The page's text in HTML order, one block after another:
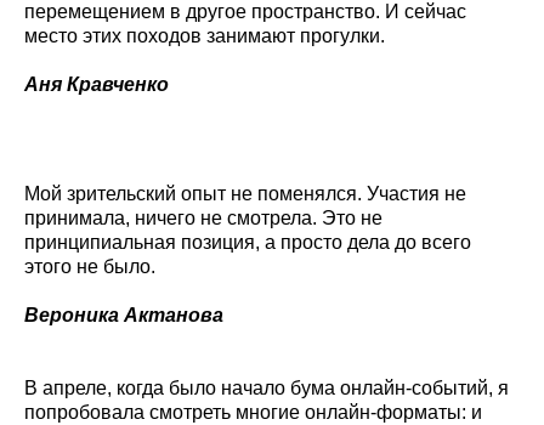
перемещением в другое пространство. И сейчас
место этих походов занимают прогулки.
Аня Кравченко
Мой зрительский опыт не поменялся. Участия не
принимала, ничего не смотрела. Это не
принципиальная позиция, а просто дела до всего
этого не было.
Вероника Актанова
В апреле, когда было начало бума онлайн-событий, я
попробовала смотреть многие онлайн-форматы: и